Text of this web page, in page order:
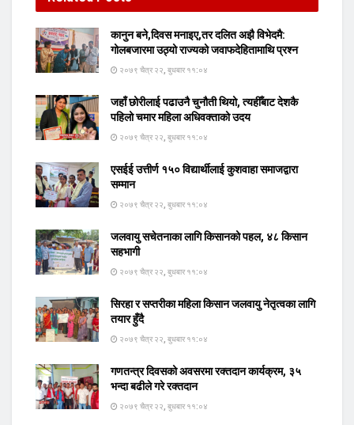
कानुन बने,दिवस मनाइए,तर दलित अझै विभेदमै:
गोलबजारमा उठ्यो राज्यको जवाफदेहितामाथि प्रश्न
२०७९ चैत्र २२, बुधबार ११:०४
जहाँ छोरीलाई पढाउनै चुनौती थियो, त्यहीँबाट देशकै
पहिलो चमार महिला अधिवक्ताको उदय
२०७९ चैत्र २२, बुधबार ११:०४
एसईई उत्तीर्ण १५० विद्यार्थीलाई कुशवाहा समाजद्वारा
सम्मान
२०७९ चैत्र २२, बुधबार ११:०४
जलवायु सचेतनाका लागि किसानको पहल, ४८ किसान
सहभागी
२०७९ चैत्र २२, बुधबार ११:०४
सिरहा र सप्तरीका महिला किसान जलवायु नेतृत्वका लागि
तयार हुँदै
२०७९ चैत्र २२, बुधबार ११:०४
गणतन्त्र दिवसको अवसरमा रक्तदान कार्यक्रम, ३५
भन्दा बढीले गरे रक्तदान
२०७९ चैत्र २२, बुधबार ११:०४